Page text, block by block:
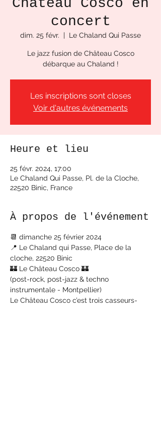
Château Cosco en
concert
dim. 25 févr.
  |
Le Chaland Qui Passe
Le jazz fusion de Château Cosco
débarque au Chaland !
Les inscriptions sont closes
Voir d'autres événements
Heure et lieu
25 févr. 2024, 17:00
Le Chaland Qui Passe, Pl. de la Cloche,
22520 Binic, France
À propos de l'événement
📆 dimanche 25 février 2024
📍 Le Chaland qui Passe, Place de la
cloche, 22520 Binic
🏰 Le Château Cosco 🏰
(post-rock, post-jazz & techno
instrumentale - Montpellier)
Le Château Cosco c’est trois casseurs-